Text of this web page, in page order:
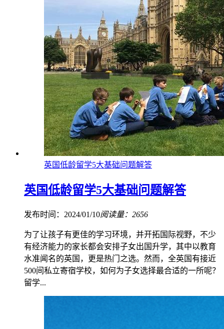
英国低龄留学5大基础问题解答
英国低龄留学5大基础问题解答
发布时间：2024/01/10阅读量：2656
为了让孩子有更佳的学习环境，并开拓国际视野，不少
有经济能力的家长都会安排子女出国升学，其中以教育
水准闻名的英国，更是热门之选。然而，全英国有接近
500间私立寄宿学校，如何为子女选择最合适的一所呢？
留学...